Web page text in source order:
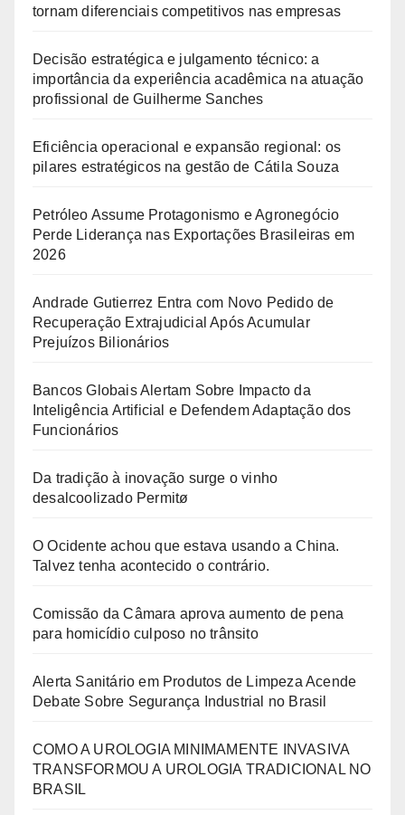
tornam diferenciais competitivos nas empresas
Decisão estratégica e julgamento técnico: a
importância da experiência acadêmica na atuação
profissional de Guilherme Sanches
Eficiência operacional e expansão regional: os
pilares estratégicos na gestão de Cátila Souza
Petróleo Assume Protagonismo e Agronegócio
Perde Liderança nas Exportações Brasileiras em
2026
Andrade Gutierrez Entra com Novo Pedido de
Recuperação Extrajudicial Após Acumular
Prejuízos Bilionários
Bancos Globais Alertam Sobre Impacto da
Inteligência Artificial e Defendem Adaptação dos
Funcionários
Da tradição à inovação surge o vinho
desalcoolizado Permitø
O Ocidente achou que estava usando a China.
Talvez tenha acontecido o contrário.
Comissão da Câmara aprova aumento de pena
para homicídio culposo no trânsito
Alerta Sanitário em Produtos de Limpeza Acende
Debate Sobre Segurança Industrial no Brasil
COMO A UROLOGIA MINIMAMENTE INVASIVA
TRANSFORMOU A UROLOGIA TRADICIONAL NO
BRASIL